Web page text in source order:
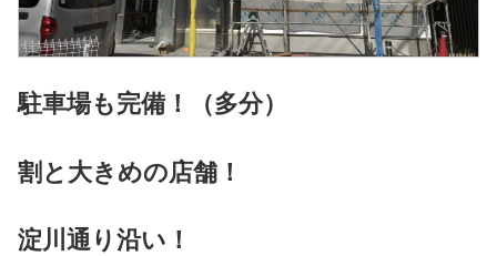
駐車場も完備！（多分）
割と大きめの店舗！
淀川通り沿い！